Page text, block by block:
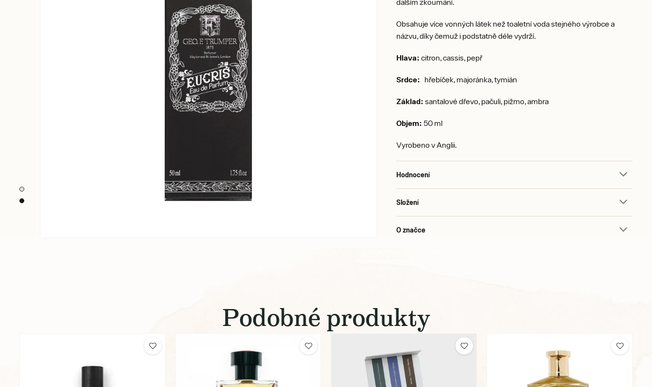
Obsahuje více vonných látek než toaletní voda stejného výrobce a
názvu, díky čemuž i podstatně déle vydrží.
Hlava: citron, cassis, pepř
Srdce: hřebíček, majoránka, tymián
Základ: santalové dřevo, pačuli, pižmo, ambra
Objem: 50 ml
Vyrobeno v Anglii.
Hodnocení
Složení
O značce
Podobné produkty